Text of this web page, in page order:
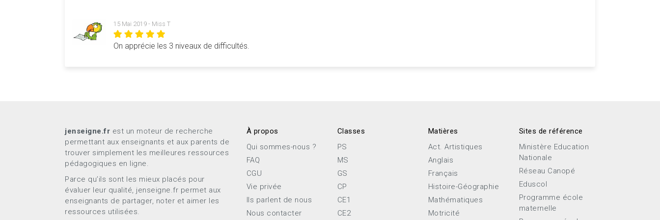
Enigmes Niveau 1 (CE2)
Enigmes Niveau 2 (CM1)
15 Mai 2019 - Miss T
On apprécie les 3 niveaux de difficultés.
jenseigne.fr est un moteur de recherche
permettant aux enseignants et aux parents de
trouver simplement les meilleures ressources
pédagogiques en ligne.
Parce qu’ils sont les mieux placés pour
évaluer leur qualité, jenseigne.fr permet aux
enseignants de partager, noter et aimer les
ressources utilisées.
À propos
Qui sommes-nous ?
FAQ
CGU
Vie privée
Ils parlent de nous
Nous contacter
Classes
PS
MS
GS
CP
CE1
CE2
Matières
Act. Artistiques
Anglais
Français
Histoire-Géographie
Mathématiques
Motricité
Sites de référence
Ministère Education
Nationale
Réseau Canopé
Eduscol
Programme école
maternelle